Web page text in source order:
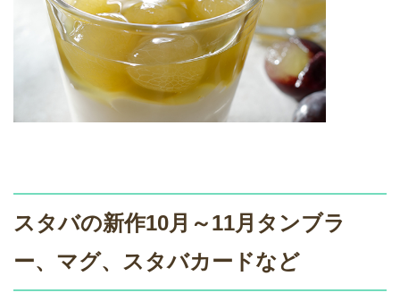
スタバの新作10月～11月タンブラ
ー、マグ、スタバカードなど